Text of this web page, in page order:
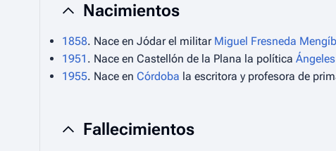
Nacimientos
1858. Nace en Jódar el militar Miguel Fresneda
1951 . Nace en Castellón de la Plana la política
1955. Nace en Córdoba la escritora y profesora de
Fallecimientos